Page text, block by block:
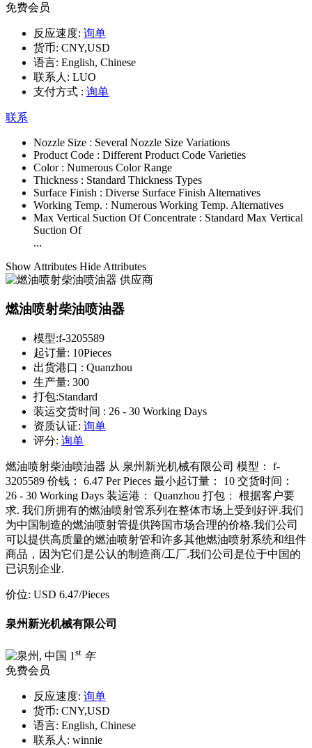
免费会员
反应速度: 询单
货币: CNY,USD
语言: English, Chinese
联系人: LUO
支付方式 : 询单
联系
Nozzle Size : Several Nozzle Size Variations
Product Code : Different Product Code Varieties
Color : Numerous Color Range
Thickness : Standard Thickness Types
Surface Finish : Diverse Surface Finish Alternatives
Working Temp. : Numerous Working Temp. Alternatives
Max Vertical Suction Of Concentrate : Standard Max Vertical
Suction Of
...
Show Attributes Hide Attributes
燃油喷射柴油喷油器
模型:f-3205589
起订量: 10Pieces
出货港口 : Quanzhou
生产量: 300
打包:Standard
装运交货时间 : 26 - 30 Working Days
资质认证: 询单
评分: 询单
燃油喷射柴油喷油器 从 泉州新光机械有限公司 模型： f-
3205589 价钱： 6.47 Per Pieces 最小起订量： 10 交货时间：
26 - 30 Working Days 装运港： Quanzhou 打包： 根据客户要
求. 我们所拥有的燃油喷射管系列在整体市场上受到好评.我们
为中国制造的燃油喷射管提供跨国市场合理的价格.我们公司
可以提供高质量的燃油喷射管和许多其他燃油喷射系统和组件
商品，因为它们是公认的制造商/工厂.我们公司是位于中国的
已识别企业.
价位: USD 6.47/Pieces
泉州新光机械有限公司
1 st 年
免费会员
反应速度: 询单
货币: CNY,USD
语言: English, Chinese
联系人: winnie